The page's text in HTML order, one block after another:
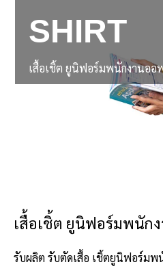
SHIRT
เสื้อเชิ้ต ยูนิฟอร์มพนักงานออ
เสื้อเชิ้ต ยูนิฟอร์มพนัก
รับผลิต รับตัดเสื้อ เชิ้ตยูนิฟอร์ม